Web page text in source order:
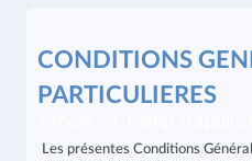
CONDITIONS
PARTICULIERES
Les présentes Conditions